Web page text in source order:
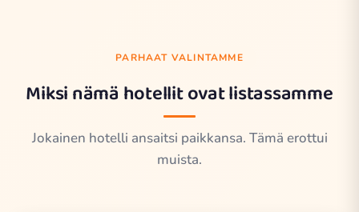
PARHAAT VALINTAMME
Miksi nämä hotellit ovat listassamme
Jokainen hotelli ansaitsi paikkansa. Tämä erottui
muista.